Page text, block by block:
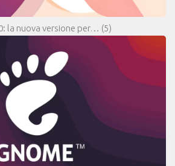
la nuova versione per… (5)